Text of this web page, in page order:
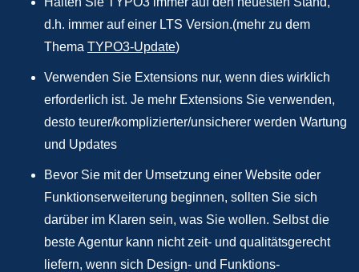
d.h. immer auf einer LTS Version.(mehr zu dem
Thema TYPO3-Update)
Verwenden Sie Extensions nur, wenn dies wirklich
erforderlich ist. Je mehr Extensions Sie verwenden,
desto teurer/komplizierter/unsicherer werden Wartung
und Updates
Bevor Sie mit der Umsetzung einer Website oder
Funktionserweiterung beginnen, sollten Sie sich
darüber im Klaren sein, was Sie wollen. Selbst die
beste Agentur kann nicht zeit- und qualitätsgerecht
liefern, wenn sich Design- und Funktions-